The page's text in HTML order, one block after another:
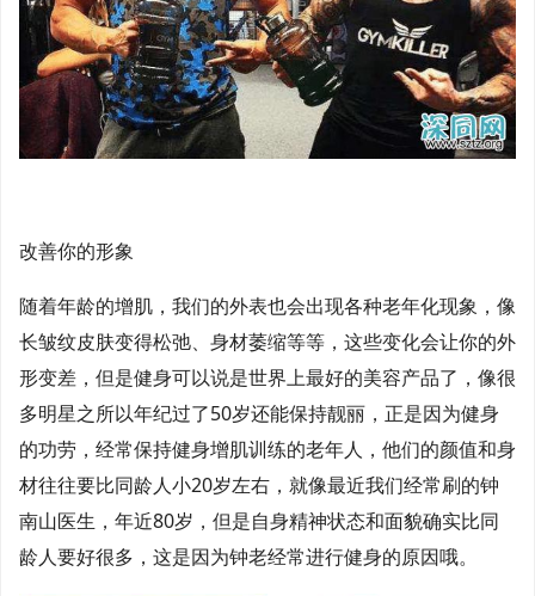
改善你的形象
随着年龄的增肌，我们的外表也会出现各种老年化现象，像
长皱纹皮肤变得松弛、身材萎缩等等，这些变化会让你的外
形变差，但是健身可以说是世界上最好的美容产品了，像很
多明星之所以年纪过了50岁还能保持靓丽，正是因为健身
的功劳，经常保持健身增肌训练的老年人，他们的颜值和身
材往往要比同龄人小20岁左右，就像最近我们经常刷的钟
南山医生，年近80岁，但是自身精神状态和面貌确实比同
龄人要好很多，这是因为钟老经常进行健身的原因哦。